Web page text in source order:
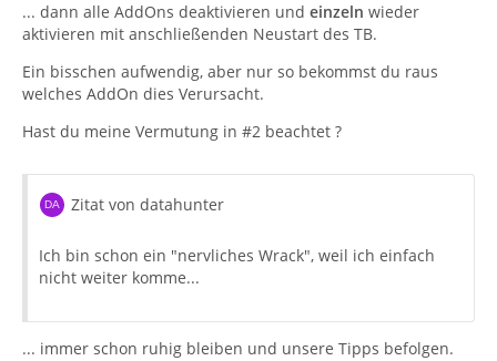
... dann alle AddOns deaktivieren und einzeln wieder
aktivieren mit anschließenden Neustart des TB.
Ein bisschen aufwendig, aber nur so bekommst du raus
welches AddOn dies Verursacht.
Hast du meine Vermutung in #2 beachtet ?
Zitat von datahunter
Ich bin schon ein "nervliches Wrack", weil ich einfach
nicht weiter komme...
... immer schon ruhig bleiben und unsere Tipps befolgen.